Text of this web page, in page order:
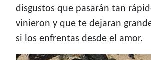
disgustos que pasarán tan
vinieron y que te dejaran
si los enfrentas desde el amor.